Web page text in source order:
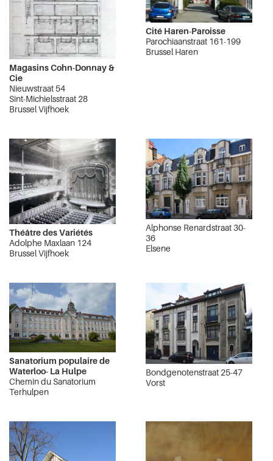
Magasins Cohn-Donnay &
Cie
Nieuwstraat 54
Sint-Michielsstraat 28
Brussel Vijfhoek
Cité Haren-Paroisse
Parochiaanstraat 161-199
Brussel Haren
Théâtre des Variétés
Adolphe Maxlaan 124
Brussel Vijfhoek
Alphonse Renardstraat 30-
36
Elsene
Sanatorium populaire de
Waterloo- La Hulpe
Chemin du Sanatorium
Terhulpen
Bondgenotenstraat 25-47
Vorst